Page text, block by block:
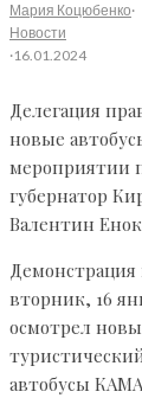
Мария Коцюбенко·
Новости
·16.01.2024
Делегация
новые
мероприятии
губернатор
Валентин
Демонстрация
вторник, 16
осмотрел
автобусы